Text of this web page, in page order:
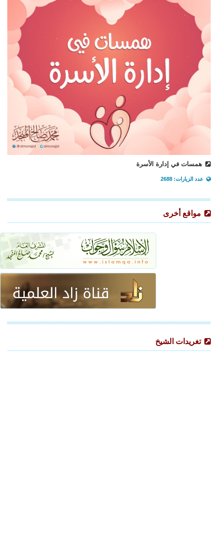
همسات في إدارة الأسرة
عدد الزيارات: 2688
مواقع أخرى
تغريدات الشيخ